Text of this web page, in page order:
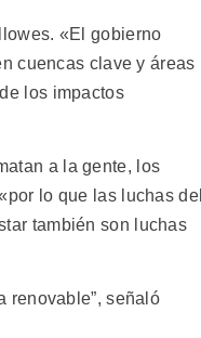
«El gobierno
cuencas clave y áreas
los impactos
a la gente, los
lo que las luchas
también son luchas
renovable”, señaló